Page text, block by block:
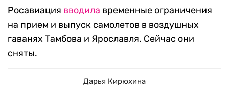
Росавиация вводила временные ограничения
на прием и выпуск самолетов в воздушных
гаванях Тамбова и Ярославля. Сейчас они
сняты.
Дарья Кирюхина